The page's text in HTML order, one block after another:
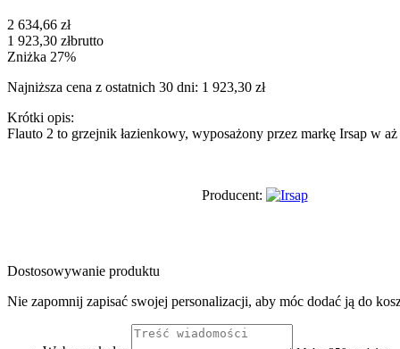
2 634,66 zł
1 923,30 złbrutto
Zniżka 27%
Najniższa cena z ostatnich 30 dni: 1 923,30 zł
Krótki opis:
Flauto 2 to grzejnik łazienkowy, wyposażony przez markę Irsap w
Producent:
Dostosowywanie produktu
Nie zapomnij zapisać swojej personalizacji, aby móc dodać ją do